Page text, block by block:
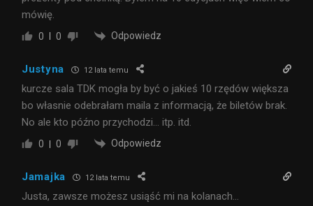
mówię.
0 0 Odpowiedz
Justyna 12 lata temu
kurcze sala TDK mogła by być o jakieś 10 rzędów większa
bo własnie odebrałam maila z informacją, że biletów brak.
No ale kto późno przychodzi… itp. itd.
0 0 Odpowiedz
Jamajka 12 lata temu
Justa, zawsze możesz usiąść mi na kolanach…